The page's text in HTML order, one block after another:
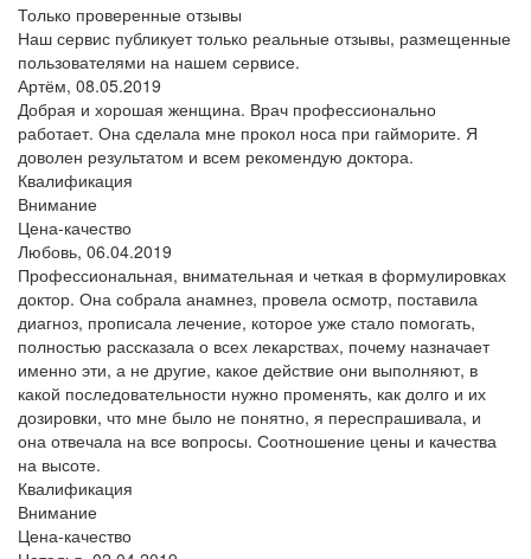
Только проверенные отзывы
Наш сервис публикует только реальные отзывы, размещенные
пользователями на нашем сервисе.
Артём, 08.05.2019
Добрая и хорошая женщина. Врач профессионально
работает. Она сделала мне прокол носа при гайморите. Я
доволен результатом и всем рекомендую доктора.
Квалификация
Внимание
Цена-качество
Любовь, 06.04.2019
Профессиональная, внимательная и четкая в формулировках
доктор. Она собрала анамнез, провела осмотр, поставила
диагноз, прописала лечение, которое уже стало помогать,
полностью рассказала о всех лекарствах, почему назначает
именно эти, а не другие, какое действие они выполняют, в
какой последовательности нужно променять, как долго и их
дозировки, что мне было не понятно, я переспрашивала, и
она отвечала на все вопросы. Соотношение цены и качества
на высоте.
Квалификация
Внимание
Цена-качество